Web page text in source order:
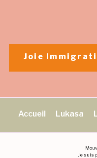
Accueil Lukasa
Joie
Je suis